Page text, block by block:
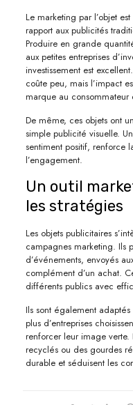
Le marketing par l’objet
rapport aux publicités
Produire en grande
aux petites entreprises
investissement est
coûte peu, mais l’impact
marque au
De même, ces objets ont
simple publicité visuelle.
sentiment positif, renforce
l’engagement.
Un outil
les stratégies
Les objets publicitaires
campagnes marketing. Ils
d’événements, envoyés
complément d’un achat.
différents publics avec
Ils sont également
plus d’entreprises
renforcer leur image verte.
recyclés ou des gourdes
durable et séduisent les